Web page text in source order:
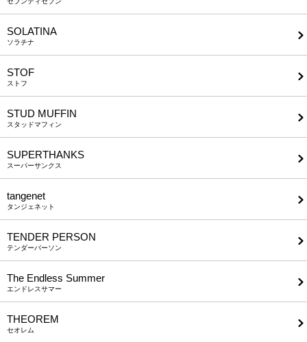
SOLATINA
ソラチナ
STOF
ストフ
STUD MUFFIN
スタッドマフィン
SUPERTHANKS
スーパーサンクス
tangenet
タンジェネット
TENDER PERSON
テンダーパーソン
The Endless Summer
エンドレスサマー
THEOREM
セオレム